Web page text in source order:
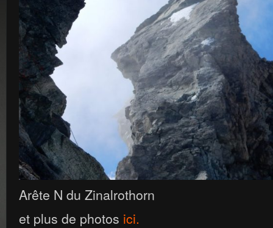
Arête N du Zinalrothorn
et plus de photos ici.